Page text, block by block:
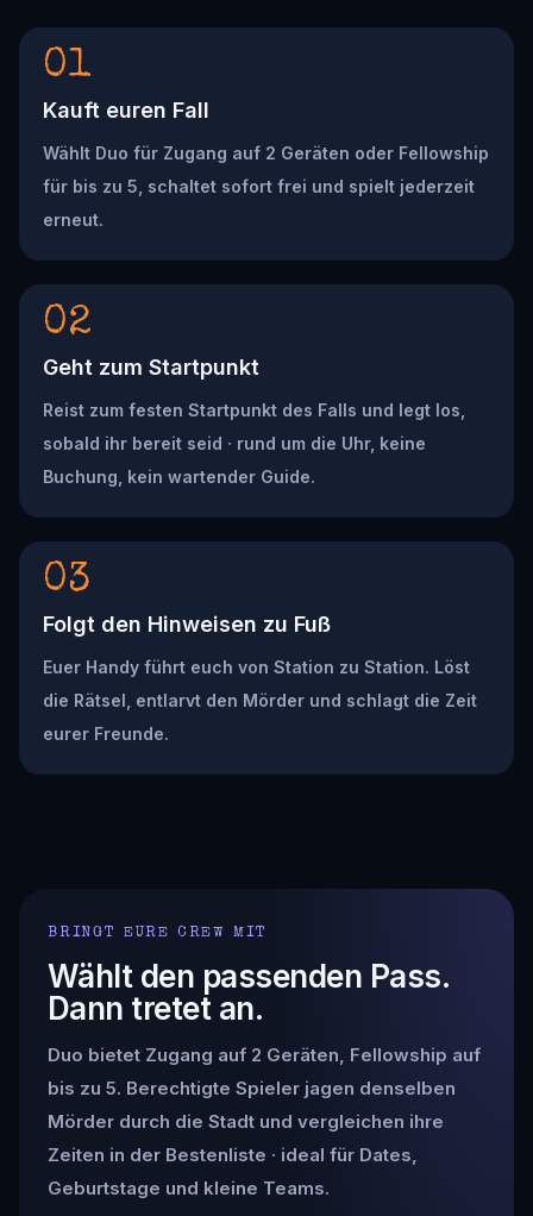
01
Kauft euren Fall
Wählt Duo für Zugang auf 2 Geräten oder Fellowship
für bis zu 5, schaltet sofort frei und spielt jederzeit
erneut.
02
Geht zum Startpunkt
Reist zum festen Startpunkt des Falls und legt los,
sobald ihr bereit seid · rund um die Uhr, keine
Buchung, kein wartender Guide.
03
Folgt den Hinweisen zu Fuß
Euer Handy führt euch von Station zu Station. Löst
die Rätsel, entlarvt den Mörder und schlagt die Zeit
eurer Freunde.
BRINGT EURE CREW MIT
Wählt den passenden Pass.
Dann tretet an.
Duo bietet Zugang auf 2 Geräten, Fellowship auf
bis zu 5. Berechtigte Spieler jagen denselben
Mörder durch die Stadt und vergleichen ihre
Zeiten in der Bestenliste · ideal für Dates,
Geburtstage und kleine Teams.